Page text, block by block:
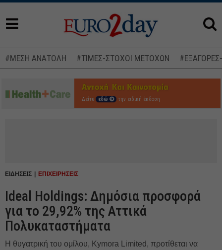
#ΜΕΣΗ ΑΝΑΤΟΛΗ #ΤΙΜΕΣ-ΣΤΟΧΟΙ ΜΕΤΟΧΩΝ
Δείτε εδώ την ειδική έκδοση
ΕΙΔΗΣΕΙΣ ΕΠΙΧΕΙΡΗΣΕΙΣ
Ideal Holdings: Δημόσια προσφορά
για το 29,92% της Αττικά
Πολυκαταστήματα
Η θυγατρική του ομίλου, Kymora Limited, προτίθεται να